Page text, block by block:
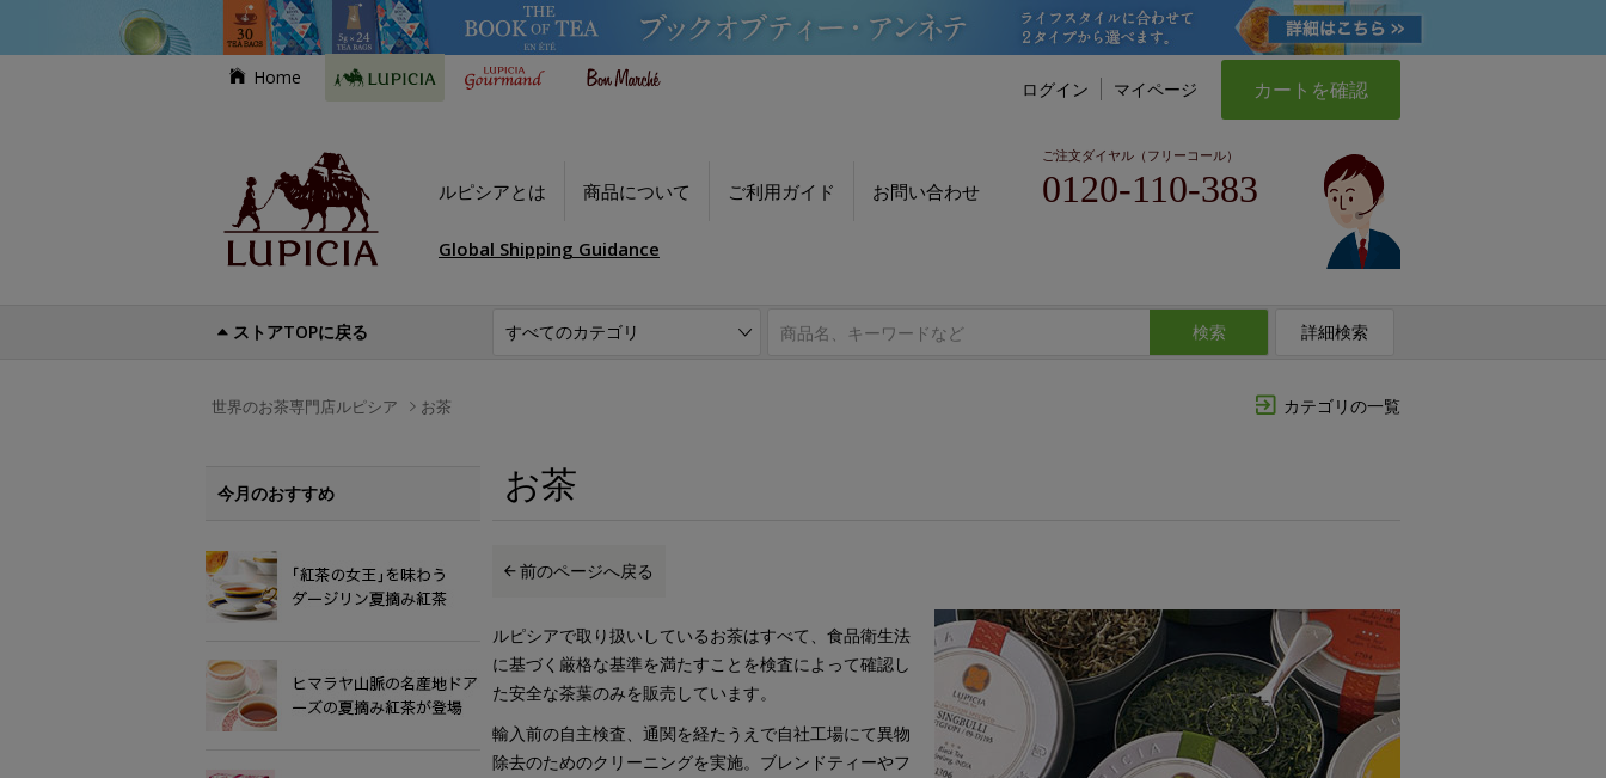
Home
ログイン マイページ カートを確認
ルピシアとは 商品について ご利用ガイド お問い合わせ
ご注文ダイヤル（フリーコール）
0120-110-383
Global Shipping Guidance
ストアTOPに戻る 検索 詳細検索
カテゴリの一覧
世界のお茶専門店ルピシア お茶
お茶
前のページへ戻る
ルピシアで取り扱いしているお茶はすべて、食品衛生法
に基づく厳格な基準を満たすことを検査によって確認し
た安全な茶葉のみを販売しています。
輸入前の自主検査、通関を経たうえで自社工場にて異物
除去のためのクリーニングを実施。ブレンドティーやフ
今月のおすすめ